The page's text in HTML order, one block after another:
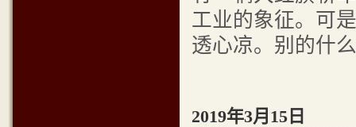
工业的象征。可
透心凉。别的什
2019年3月15日